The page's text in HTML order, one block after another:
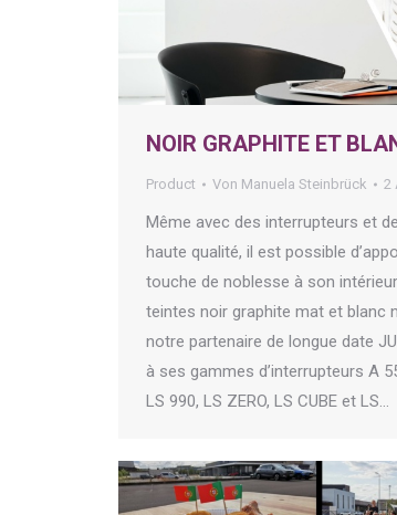
NOIR GRAPHITE ET
Product Von Manuela Steinbrück 2
Même avec des interrupteurs et
haute qualité, il est possible
touche de noblesse à son
teintes noir graphite mat et blanc
notre partenaire de longue date
à ses gammes d’interrupteurs A
LS 990, LS ZERO, LS CUBE et LS…